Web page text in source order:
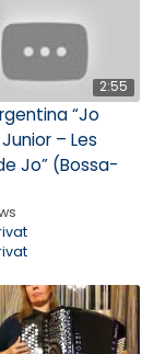
2:55
“Jo
– Les
Jo” (Bossa-